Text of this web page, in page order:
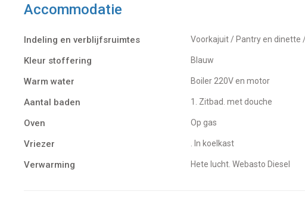
Accommodatie
Indeling en verblijfsruimtes Voorkajuit / Pantry en
Kleur stoffering Blauw
Warm water Boiler 220V en motor
Aantal baden 1. Zitbad. met douche
Oven op gas
Vriezer . In koelkast
Verwarming hete lucht. Webasto Diesel